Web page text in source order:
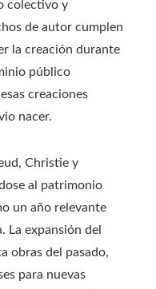
colectivo y
de autor cumplen
la creación durante
público
creaciones
nacer.
Christie y
al patrimonio
un año relevante
La expansión del
obras del pasado,
para nuevas